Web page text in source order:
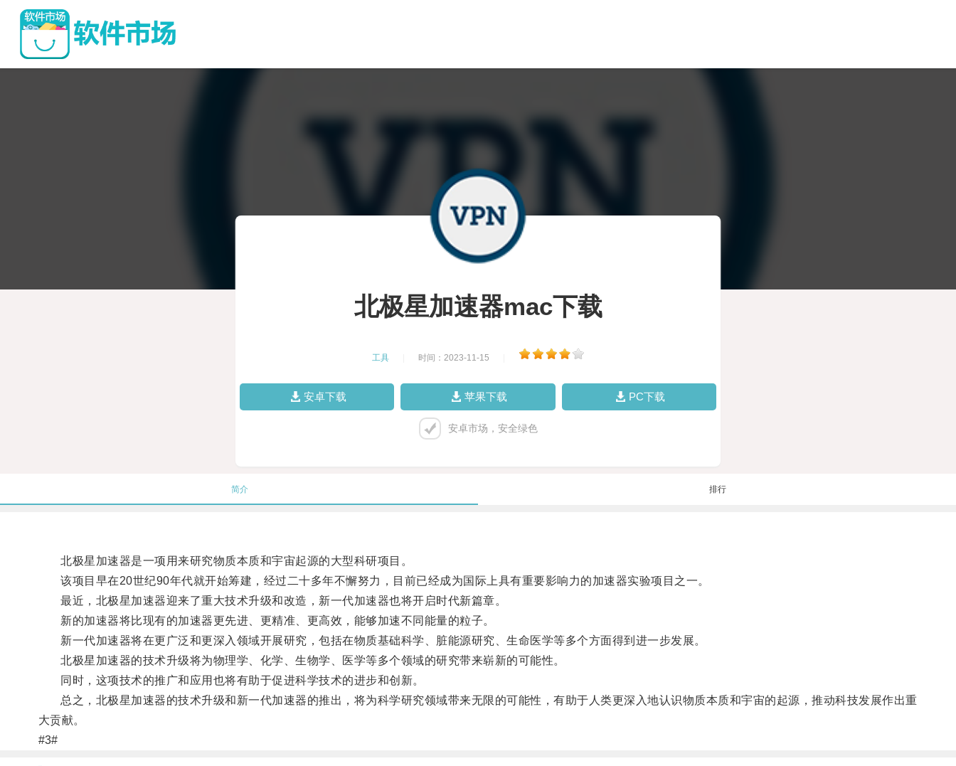
北极星加速器mac下载
工具 时间：2023-11-15
安卓下载 苹果下载 PC下载
安卓市场，安全绿色
简介 排行
北极星加速器是一项用来研究物质本质和宇宙起源的大型科研项目。
该项目早在20世纪90年代就开始筹建，经过二十多年不懈努力，目前已经成为国际上具有重要影响力的加速器实验项目之一。
最近，北极星加速器迎来了重大技术升级和改造，新一代加速器也将开启时代新篇章。
新的加速器将比现有的加速器更先进、更精准、更高效，能够加速不同能量的粒子。
新一代加速器将在更广泛和更深入领域开展研究，包括在物质基础科学、脏能源研究、生命医学等多个方面得到进一步发展。
北极星加速器的技术升级将为物理学、化学、生物学、医学等多个领域的研究带来崭新的可能性。
同时，这项技术的推广和应用也将有助于促进科学技术的进步和创新。
总之，北极星加速器的技术升级和新一代加速器的推出，将为科学研究领域带来无限的可能性，有助于人类更深入地认识物质本质和宇宙的起源，推动科技发展作出重
大贡献。
#3#